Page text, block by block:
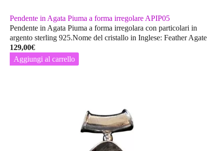
Pendente in Agata Piuma a forma irregolare APIP05
Pendente in Agata Piuma a forma irregolara con particolari in
argento sterling 925.Nome del cristallo in Inglese: Feather Agate
129,00€
Aggiungi al carrello